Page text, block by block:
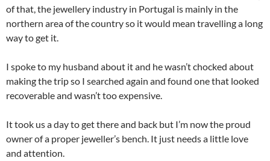
of that, the jewellery industry in Portugal is mainly in the
northern area of the country so it would mean travelling a long
way to get it.
I spoke to my husband about it and he wasn’t chocked about
making the trip so I searched again and found one that looked
recoverable and wasn’t too expensive.
It took us a day to get there and back but I’m now the proud
owner of a proper jeweller’s bench. It just needs a little love
and attention.